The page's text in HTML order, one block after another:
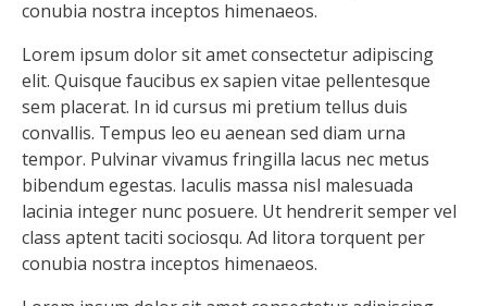
conubia nostra inceptos himenaeos.
Lorem ipsum dolor sit amet consectetur adipiscing
elit. Quisque faucibus ex sapien vitae pellentesque
sem placerat. In id cursus mi pretium tellus duis
convallis. Tempus leo eu aenean sed diam urna
tempor. Pulvinar vivamus fringilla lacus nec metus
bibendum egestas. Iaculis massa nisl malesuada
lacinia integer nunc posuere. Ut hendrerit semper vel
class aptent taciti sociosqu. Ad litora torquent per
conubia nostra inceptos himenaeos.